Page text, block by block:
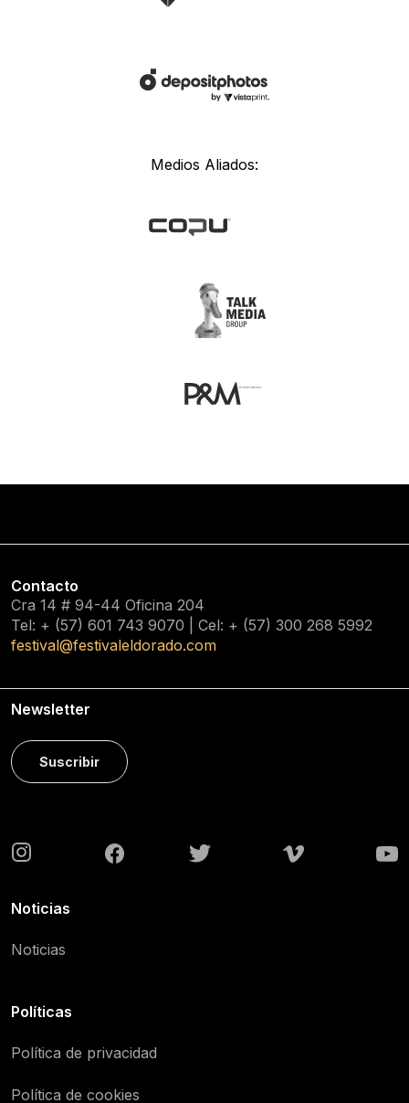
Medios Aliados:
Contacto
Cra 14 # 94-44 Oficina 204
Tel: + (57) 601 743 9070 | Cel: + (57) 300 268 5992
festival@festivaleldorado.com
Newsletter
Suscribir
Noticias
Noticias
Políticas
Política de privacidad
Política de cookies